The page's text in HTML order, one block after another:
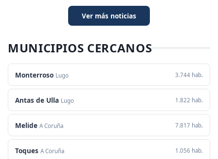
Ver más noticias
MUNICIPIOS CERCANOS
Monterroso Lugo 3.744 hab.
Antas de Ulla Lugo 1.822 hab.
Melide A Coruña 7.817 hab.
Toques A Coruña 1.056 hab.